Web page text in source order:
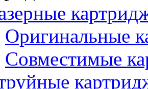
Оригинальные
Совместимые